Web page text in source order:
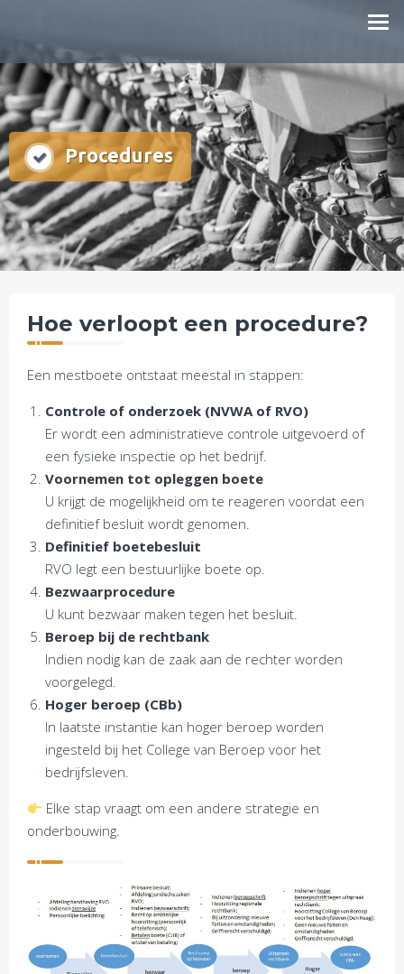
inhoud
Procedures
Hoe verloopt een procedure?
Een mestboete ontstaat meestal in stappen:
Controle of onderzoek (NVWA of RVO)
Er wordt een administratieve controle uitgevoerd of
een fysieke inspectie op het bedrijf.
Voornemen tot opleggen boete
U krijgt de mogelijkheid om te reageren voordat een
definitief besluit wordt genomen.
Definitief boetebesluit
RVO legt een bestuurlijke boete op.
Bezwaarprocedure
U kunt bezwaar maken tegen het besluit.
Beroep bij de rechtbank
Indien nodig kan de zaak aan de rechter worden
voorgelegd.
Hoger beroep (CBb)
In laatste instantie kan hoger beroep worden
ingesteld bij het College van Beroep voor het
bedrijfsleven.
Elke stap vraagt om een andere strategie en
onderbouwing.